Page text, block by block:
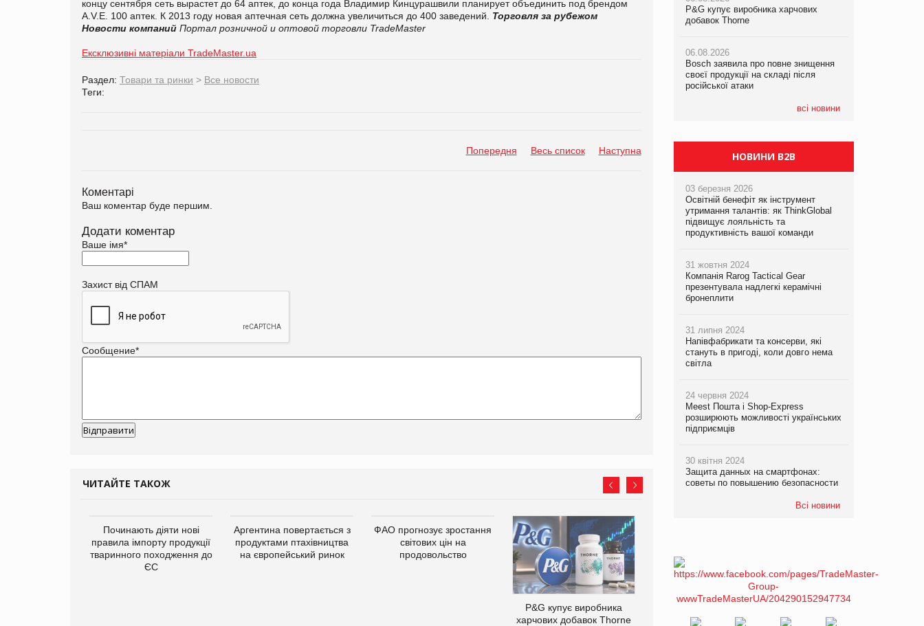
концу сентября сеть вырастет до 64 аптек, до конца года Владимир Кинцурашвили планирует объединить под брендом
A.V.E. 100 аптек. К 2013 году новая аптечная сеть должна увеличиться до 400 заведений. Торговля за рубежом
Новости компаний Портал розничной и оптовой торговли TradeMaster
Ексклюзивні матеріали TradeMaster.ua
Раздел: Товари та ринки > Все новости
Теги:
Попередня Весь список Наступна
Коментарі
Ваш коментар буде першим.
Додати коментар
Ваше імя*
Захист від СПАМ
Сообщение*
ЧИТАЙТЕ ТАКОЖ
Починають діяти нові
правила імпорту продукції
тваринного походження до
ЄС
Аргентина повертається з
продуктами птахівництва
на європейський ринок
ФАО прогнозує зростання
світових цін на
продовольство
P&G купує виробника
харчових добавок Thorne
на складі після російської
Varto!
P&G купує виробника харчових
добавок Thorne
06.08.2026
Bosch заявила про повне знищення
своєї продукції на складі після
російської атаки
всі новини
P&G купує виробника харчових
добавок Thorne
06.08.2026
Bosch заявила про повне знищення
своєї продукції на складі після
російської атаки
P&G купує виробника харчових
добавок Thorne
06.08.2026
Bosch заявила про повне знищення
своєї продукції на складі після
російської атаки
НОВИНИ B2B
03 березня 2026
Освітній бенефіт як інструмент
утримання талантів: як ThinkGlobal
підвищує лояльність та
продуктивність вашої команди
31 жовтня 2024
Компанія Rarog Tactical Gear
презентувала надлегкі керамічні
бронеплити
31 липня 2024
Напівфабрикати та консерви, які
стануть в пригоді, коли довго нема
світла
24 червня 2024
Meest Пошта і Shop-Express
розширюють можливості українських
підприємців
30 квітня 2024
Защита данных на смартфонах:
советы по повышению безопасности
Всі новини